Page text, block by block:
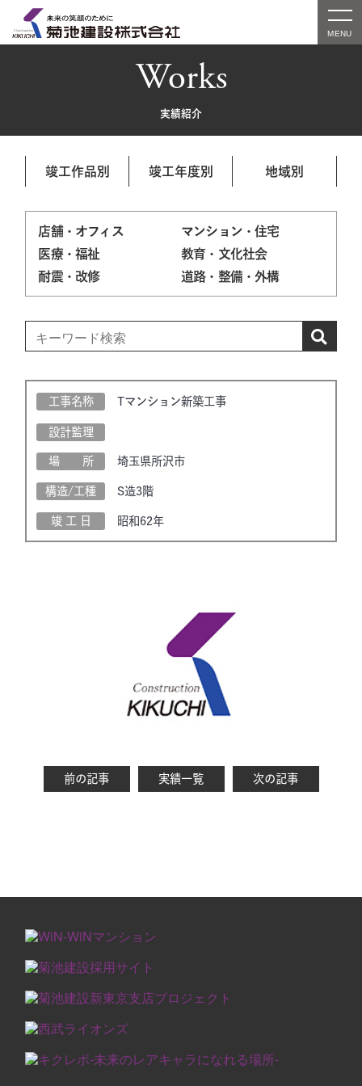
Works
実績紹介
竣工作品別 竣工年度別 地域別
店舗・オフィス
マンション・住宅
医療・福祉
教育・文化社会
耐震・改修
道路・整備・外構
工事名称 Tマンション新築工事
設計監理
場 所 埼玉県所沢市
構造/工種 S造3階
竣 工 日 昭和62年
前の記事 実績一覧 次の記事